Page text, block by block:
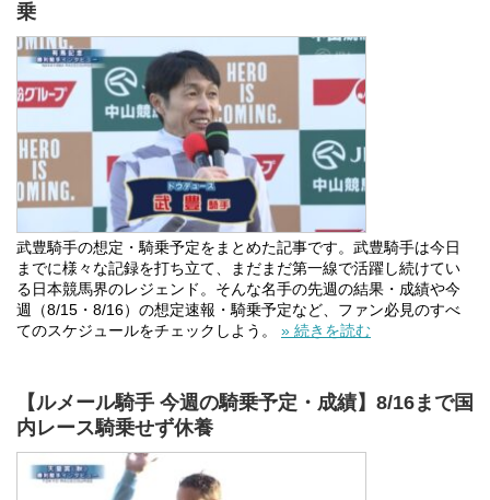
乗
武豊騎手の想定・騎乗予定をまとめた記事です。武豊騎手は今日
までに様々な記録を打ち立て、まだまだ第一線で活躍し続けてい
る日本競馬界のレジェンド。そんな名手の先週の結果・成績や今
週（8/15・8/16）の想定速報・騎乗予定など、ファン必見のすべ
てのスケジュールをチェックしよう。 » 続きを読む
【ルメール騎手 今週の騎乗予定・成績】8/16まで国
内レース騎乗せず休養